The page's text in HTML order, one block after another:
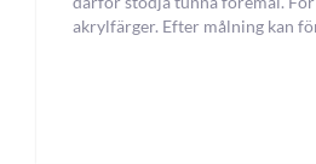
akrylfärger. Efter målning kan